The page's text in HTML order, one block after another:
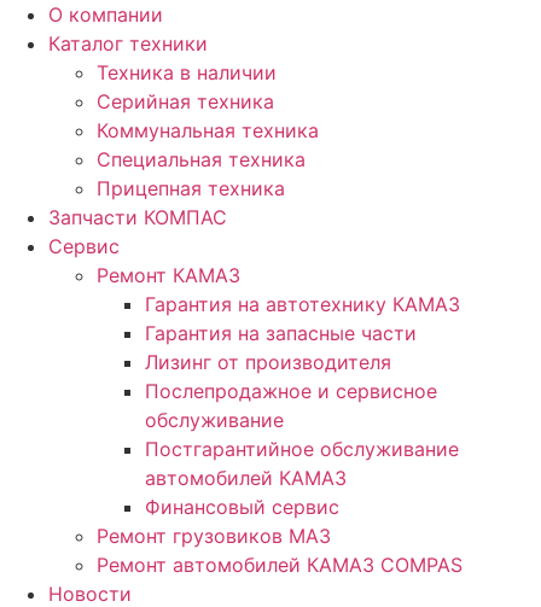
О компании
Каталог техники
Техника в наличии
Серийная техника
Коммунальная техника
Специальная техника
Прицепная техника
Запчасти КОМПАС
Сервис
Ремонт КАМАЗ
Гарантия на автотехнику КАМАЗ
Гарантия на запасные части
Лизинг от производителя
Послепродажное и сервисное
обслуживание
Постгарантийное обслуживание
автомобилей КАМАЗ
Финансовый сервис
Ремонт грузовиков МАЗ
Ремонт автомобилей КАМАЗ COMPAS
Новости